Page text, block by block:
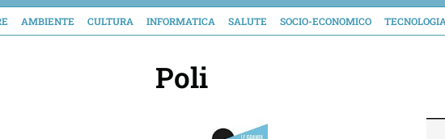
AMBIENTE CULTURA INFORMATICA SALUTE SOCIO-ECONOMICO TECNOLOGIA
Poli